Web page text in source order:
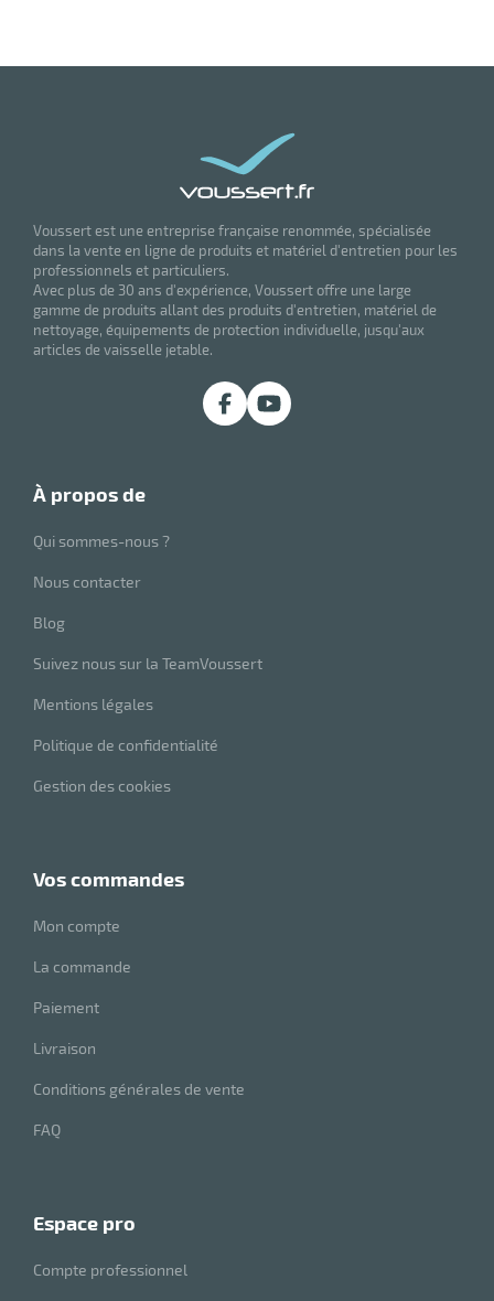
Voussert est une entreprise française renommée, spécialisée
dans la vente en ligne de produits et matériel d'entretien pour les
professionnels et particuliers.
Avec plus de 30 ans d'expérience, Voussert offre une large
gamme de produits allant des produits d'entretien, matériel de
nettoyage, équipements de protection individuelle, jusqu'aux
articles de vaisselle jetable.
à propos de
Qui sommes-nous ?
Nous contacter
Blog
Suivez nous sur la TeamVoussert
Mentions légales
Politique de confidentialité
Gestion des cookies
vos commandes
Mon compte
La commande
Paiement
Livraison
Conditions générales de vente
FAQ
espace pro
Compte professionnel